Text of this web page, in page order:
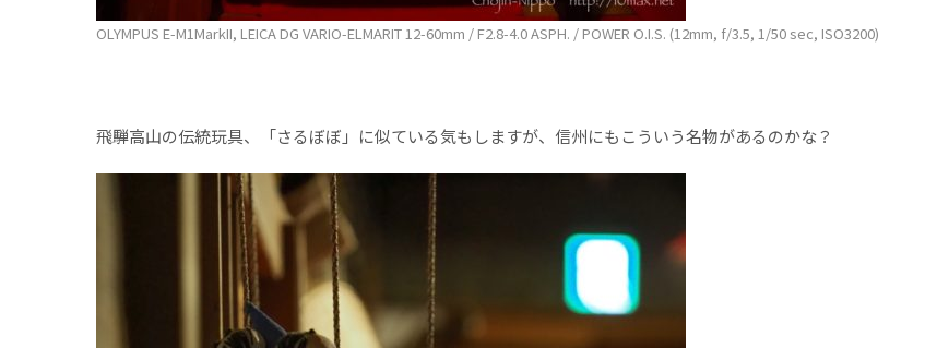
OLYMPUS E-M1MarkII, LEICA DG VARIO-ELMARIT 12-60mm / F2.8-4.0 ASPH. / POWER O.I.S. (12mm, f/3.5, 1/50 sec, ISO3200)
飛騨高山の伝統玩具、「さるぼぼ」に似ている気もしますが、信州にもこういう名物があるのかな？